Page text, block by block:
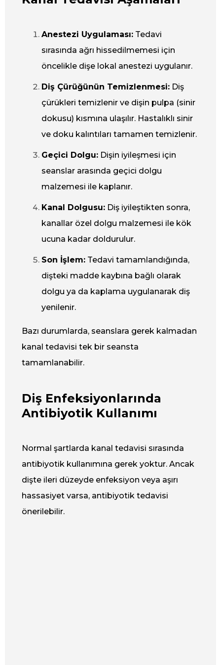
Anestezi Uygulaması: Tedavi
sırasında ağrı hissedilmemesi için
öncelikle dişe lokal anestezi uygulanır.
Diş Çürüğünün Temizlenmesi: Diş
çürükleri temizlenir ve dişin pulpa (sinir
dokusu) kısmına ulaşılır. Hastalıklı sinir
ve doku kalıntıları tamamen temizlenir.
Geçici Dolgu: Dişin iyileşmesi için
seanslar arasında geçici dolgu
malzemesi ile kaplanır.
Kanal Dolgusu: Diş iyileştikten sonra,
kanallar özel dolgu malzemesi ile kök
ucuna kadar doldurulur.
Son İşlem: Tedavi tamamlandığında,
dişteki madde kaybına bağlı olarak
dolgu ya da kaplama uygulanarak diş
yenilenir.
Bazı durumlarda, seanslara gerek kalmadan
kanal tedavisi tek bir seansta
tamamlanabilir.
Diş Enfeksiyonlarında
Antibiyotik Kullanımı
Normal şartlarda kanal tedavisi sırasında
antibiyotik kullanımına gerek yoktur. Ancak
dişte ileri düzeyde enfeksiyon veya aşırı
hassasiyet varsa, antibiyotik tedavisi
önerilebilir.